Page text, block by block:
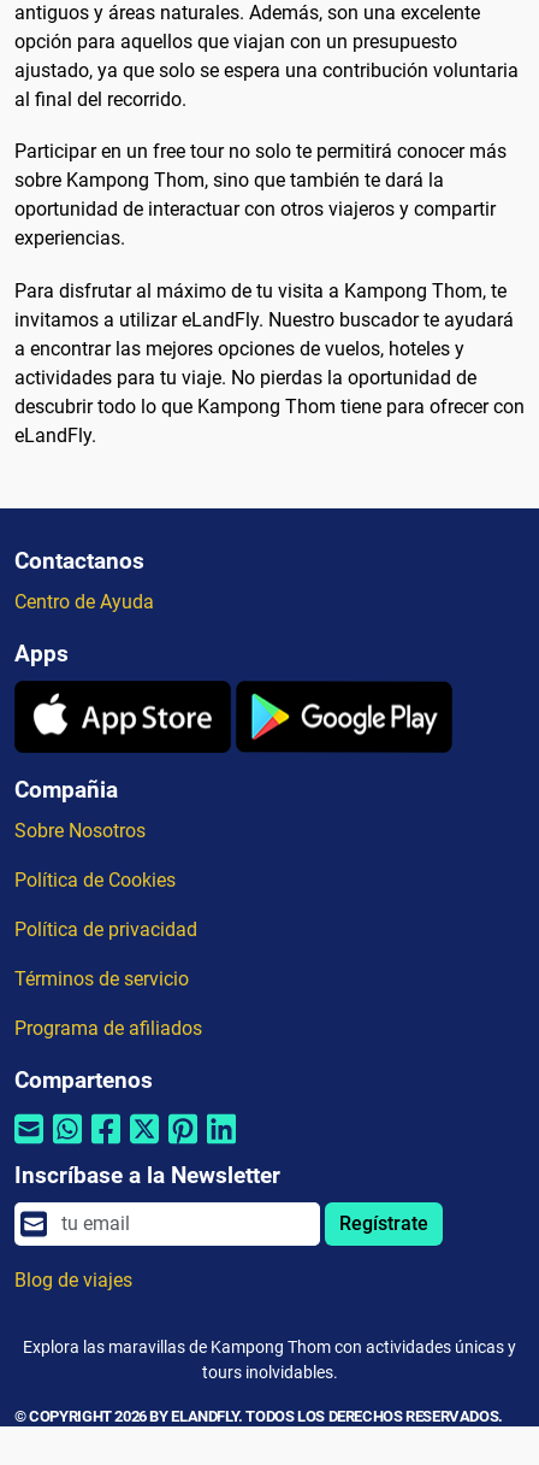
antiguos y áreas naturales. Además, son una excelente
opción para aquellos que viajan con un presupuesto
ajustado, ya que solo se espera una contribución voluntaria
al final del recorrido.
Participar en un free tour no solo te permitirá conocer más
sobre Kampong Thom, sino que también te dará la
oportunidad de interactuar con otros viajeros y compartir
experiencias.
Para disfrutar al máximo de tu visita a Kampong Thom, te
invitamos a utilizar eLandFly. Nuestro buscador te ayudará
a encontrar las mejores opciones de vuelos, hoteles y
actividades para tu viaje. No pierdas la oportunidad de
descubrir todo lo que Kampong Thom tiene para ofrecer con
eLandFly.
Contactanos
Centro de Ayuda
Apps
Compañia
Sobre Nosotros
Política de Cookies
Política de privacidad
Términos de servicio
Programa de afiliados
Compartenos
Inscríbase a la Newsletter
Regístrate
Blog de viajes
Explora las maravillas de Kampong Thom con actividades únicas y
tours inolvidables.
© COPYRIGHT 2026 BY ELANDFLY. TODOS LOS DERECHOS RESERVADOS.